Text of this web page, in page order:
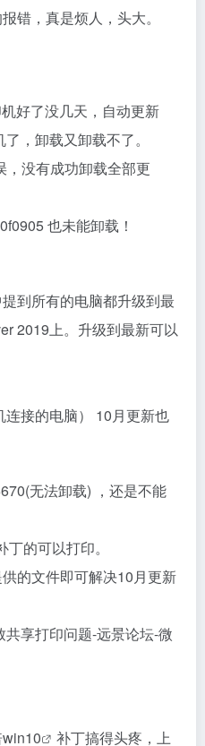
错，真是烦人，头大。
好了没几天，自动更新
，卸载又卸载不了。
，没有成功卸载全部更
也未能卸载！
到所有的电脑都升级到最
2019上。升级到最新可以
接的电脑） 10月更新也
无法卸载) ，还是不能
的可以打印。
的文件即可解决10月更新
享打印问题-远景论坛-微
win10 补丁搞得头疼，上